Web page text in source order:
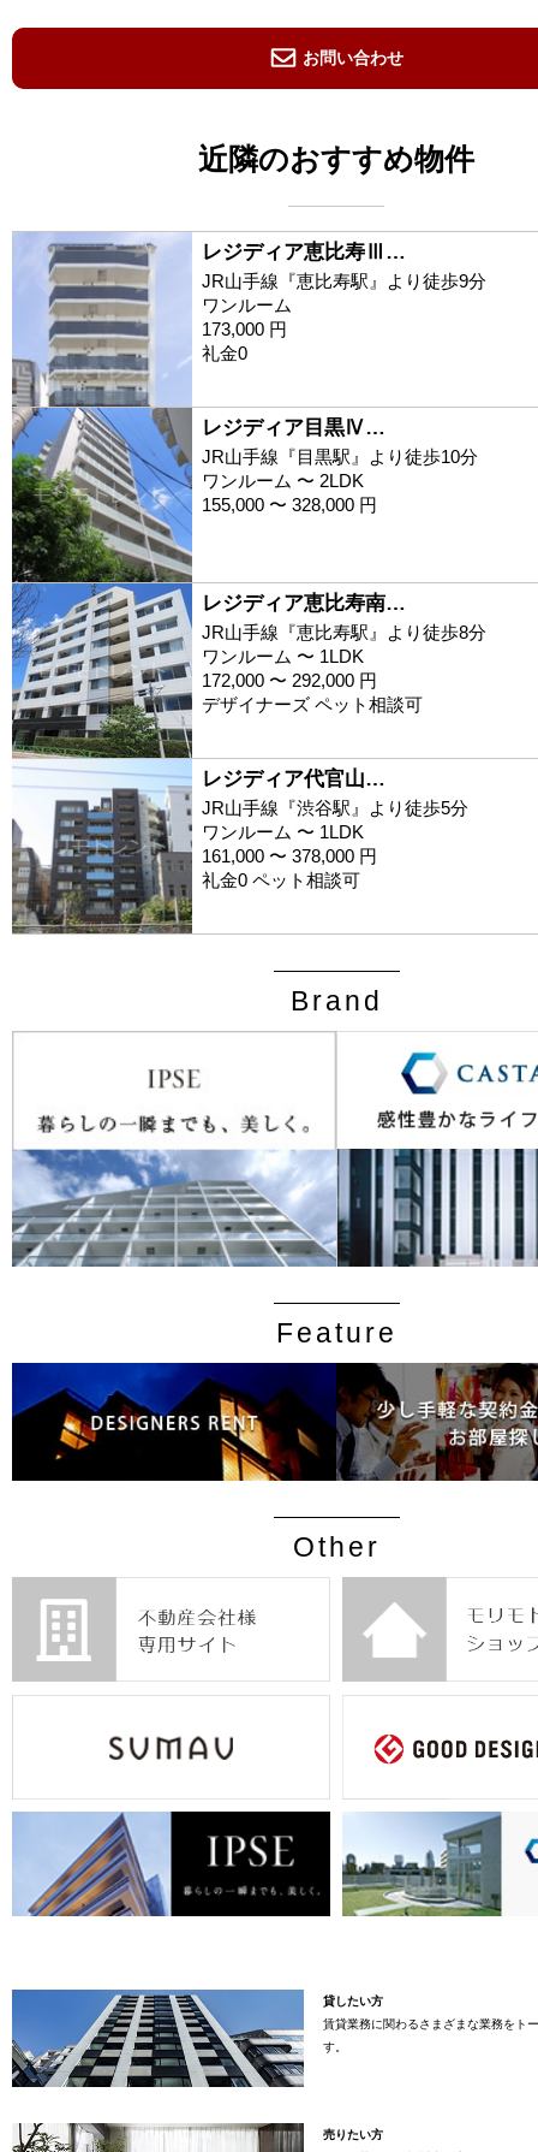
お問い合わせ
近隣のおすすめ物件
レジディア恵比寿Ⅲ…
JR山手線『恵比寿駅』より徒歩9分
ワンルーム
173,000 円
礼金0
レジディア目黒Ⅳ…
JR山手線『目黒駅』より徒歩10分
ワンルーム 〜 2LDK
155,000 〜 328,000 円
レジディア恵比寿南…
JR山手線『恵比寿駅』より徒歩8分
ワンルーム 〜 1LDK
172,000 〜 292,000 円
デザイナーズ ペット相談可
レジディア代官山…
JR山手線『渋谷駅』より徒歩5分
ワンルーム 〜 1LDK
161,000 〜 378,000 円
礼金0 ペット相談可
Brand
Feature
Other
貸したい方
賃貸業務に関わるさまざまな業務をト
す。
売りたい方